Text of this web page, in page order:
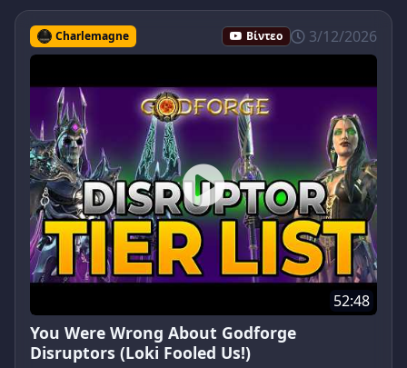
Charlemagne Βίντεο 3/12/2026
52:48
You Were Wrong About Godforge
Disruptors (Loki Fooled Us!)